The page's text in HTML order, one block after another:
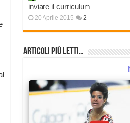
inviare il curriculum
20 Aprile 2015 2
Articoli più Letti…